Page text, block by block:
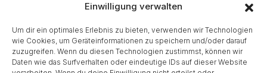
Einwilligung verwalten
Um dir ein optimales Erlebnis zu bieten, verwenden wir Technologien
wie Cookies, um Geräteinformationen zu speichern und/oder darauf
zuzugreifen. Wenn du diesen Technologien zustimmst, können wir
Daten wie das Surfverhalten oder eindeutige IDs auf dieser Website
Gritt Buggenhagen
Tel. 49 (0)151 72038889